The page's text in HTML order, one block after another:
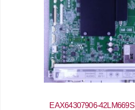
EAX64307906-